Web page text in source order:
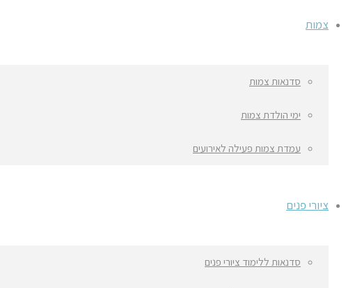
צמות
סדנאות צמות
ימי הולדת צמות
עמדת צמות פעילה לאירועים
ציורי פנים
סדנאות ללימוד ציורי פנים